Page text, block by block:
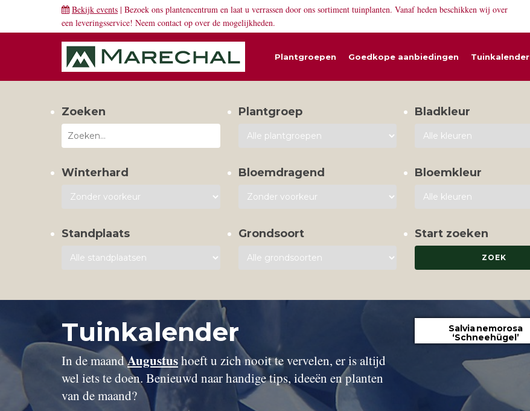
Bekijk events | Bezoek ons plantencentrum en laat u verrassen door ons sortiment tuinplanten. Vanaf heden beschikken wij over
een leveringsservice! Neem contact op over de mogelijkheden.
Plantgroepen Goedkope aanbiedingen Tuinkalender
Zoeken Plantgroep Bladkleur
Winterhard Bloemdragend Bloemkleur
Standplaats Grondsoort Start zoeken
Tuinkalender
In de maandAugustushoeft u zich nooit te vervelen, er is altijd
wel iets te doen. Benieuwd naar handige tips, ideeën en planten
van de maand?
Salvia nemorosa
‘Schneehügel’